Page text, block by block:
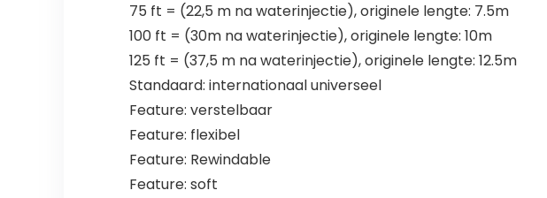
75 ft = (22,5 m na waterinjectie), originele lengte: 7.5m
100 ft = (30m na ​​waterinjectie), originele lengte: 10m
125 ft = (37,5 m na waterinjectie), originele lengte: 12.5m
Standaard: internationaal universeel
Feature: verstelbaar
Feature: flexibel
Feature: Rewindable
Feature: soft